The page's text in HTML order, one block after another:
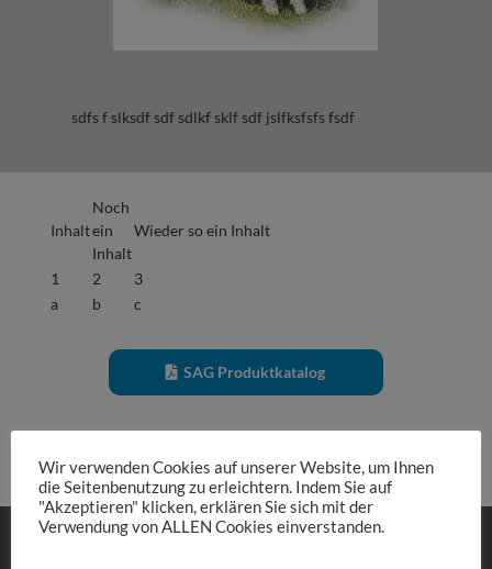
sdfs f slksdf sdf sdlkf sklf sdf jslfksfsfs fsdf
Inhalt
Noch
ein
Inhalt
Wieder so ein Inhalt
1 2
3
a
b c
SAG Produktkatalog
Wir verwenden Cookies auf unserer Website, um Ihnen
die Seitenbenutzung zu erleichtern. Indem Sie auf
"Akzeptieren" klicken, erklären Sie sich mit der
Verwendung von ALLEN Cookies einverstanden.